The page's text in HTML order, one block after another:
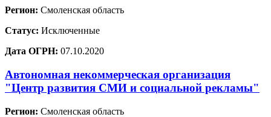
Регион: Смоленская область
Статус: Исключенные
Дата ОГРН: 07.10.2020
Автономная некоммерческая организация
"Центр развития СМИ и социальной рекламы"
Регион: Смоленская область